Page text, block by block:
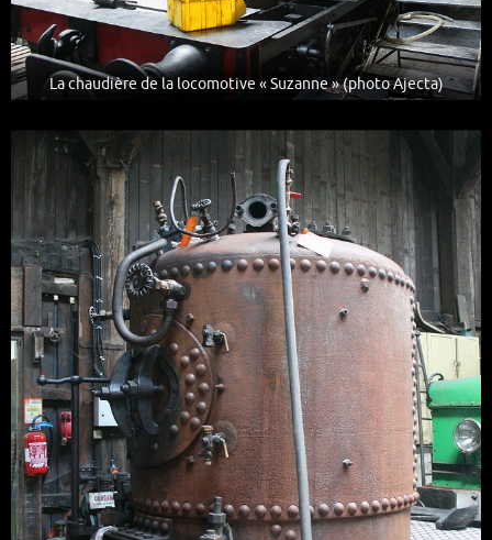
La chaudière de la locomotive « Suzanne » (photo Ajecta)